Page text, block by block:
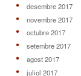
desembre 2017
novembre 2017
octubre 2017
setembre 2017
agost 2017
juliol 2017